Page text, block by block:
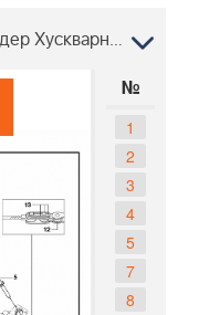
2 РУЛЕВОЕ УПРАВЛЕНИЕ Райдер Хускварна R112 C5 967178501R112 C5 Райдер Хускварна 967178502 | ДВИГАТЕЛЬ BRIGGS&STRATTON
№
1
2
3
4
5
7
8